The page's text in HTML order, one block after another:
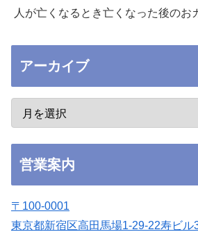
人が亡くなるとき亡くなった後のお
アーカイブ
営業案内
〒100-0001
東京都新宿区高田馬場1-29-22寿ビル